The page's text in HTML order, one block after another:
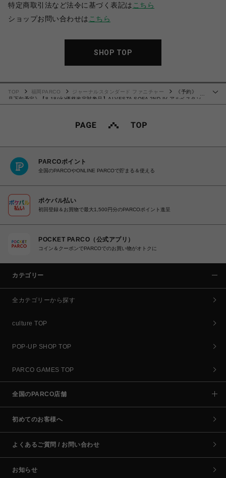
特定商取引法など法令に基づく表記は こちら
ショップお問い合わせは こちら
SHOP TOP
TOP 福岡PARCO ジャーナルスタンダード ファニチャー
《予約》《8
月下旬予定》【8.18(火)価格改定対象品】ALVESTA SOFA 2ND IV アルベスタソ
ファ アイボリー 700
PARCOポイント
全国のPARCOやONLINE PARCOで貯まる＆使える
ポケパル払い
初回登録＆お買物で最大1,500円分のPARCOポイント進呈
POCKET PARCO（公式アプリ）
コイン＆クーポンでPARCOでのお買い物がオトクに
カテゴリー
全カテゴリーから探す
culture TOP
POP-UP SHOP TOP
PARCO GAMES TOP
全国のPARCO店舗
初めてのお客様へ
よくあるご質問 / お問い合わせ
お知らせ